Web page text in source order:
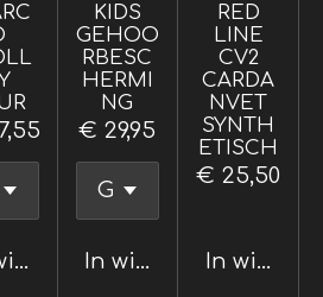
KIDS
GEHOO
RBESC
HERMI
NG
€ 29,95
In winkelwagen
RED
LINE
CV2
CARDA
NVET
SYNTH
ETISCH
€ 25,50
In